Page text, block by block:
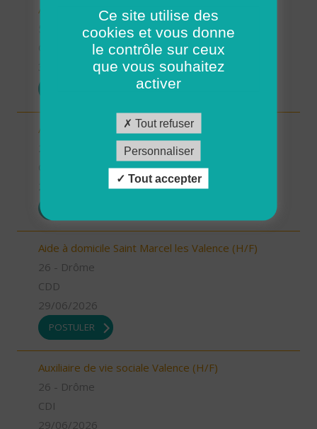
Aides à domicile (H/F)
56 - Morbihan
30/06/2026
Aide à domicile Pont de l'Isère (H/F)
Aide à domicile Saint Marcel les Valence (H/F)
26 - Drôme
CDD
29/06/2026
POSTULER
Auxiliaire de vie sociale Valence (H/F)
26 - Drôme
CDI
29/06/2026
Ce site utilise des
cookies et vous donne
le contrôle sur ceux
que vous souhaitez
activer
Tout refuser
Personnaliser
Tout accepter